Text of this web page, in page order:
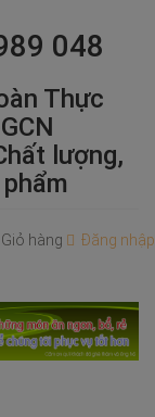
048
Thực
lượng,
Giỏ hàng Đăng nhập